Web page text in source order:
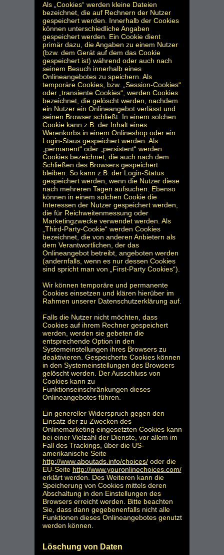
Als „Cookies“ werden kleine Dateien
bezeichnet, die auf Rechnern der Nutzer
gespeichert werden. Innerhalb der Cookies
können unterschiedliche Angaben
gespeichert werden. Ein Cookie dient
primär dazu, die Angaben zu einem Nutzer
(bzw. dem Gerät auf dem das Cookie
gespeichert ist) während oder auch nach
seinem Besuch innerhalb eines
Onlineangebotes zu speichern. Als
temporäre Cookies, bzw. „Session-Cookies“
oder „transiente Cookies“, werden Cookies
bezeichnet, die gelöscht werden, nachdem
ein Nutzer ein Onlineangebot verlässt und
seinen Browser schließt. In einem solchen
Cookie kann z.B. der Inhalt eines
Warenkorbs in einem Onlineshop oder ein
Login-Staus gespeichert werden. Als
„permanent“ oder „persistent“ werden
Cookies bezeichnet, die auch nach dem
Schließen des Browsers gespeichert
bleiben. So kann z.B. der Login-Status
gespeichert werden, wenn die Nutzer diese
nach mehreren Tagen aufsuchen. Ebenso
können in einem solchen Cookie die
Interessen der Nutzer gespeichert werden,
die für Reichweitenmessung oder
Marketingzwecke verwendet werden. Als
„Third-Party-Cookie“ werden Cookies
bezeichnet, die von anderen Anbietern als
dem Verantwortlichen, der das
Onlineangebot betreibt, angeboten werden
(andernfalls, wenn es nur dessen Cookies
sind spricht man von „First-Party Cookies“).
Wir können temporäre und permanente
Cookies einsetzen und klären hierüber im
Rahmen unserer Datenschutzerklärung auf.
Falls die Nutzer nicht möchten, dass
Cookies auf ihrem Rechner gespeichert
werden, werden sie gebeten die
entsprechende Option in den
Systemeinstellungen ihres Browsers zu
deaktivieren. Gespeicherte Cookies können
in den Systemeinstellungen des Browsers
gelöscht werden. Der Ausschluss von
Cookies kann zu
Funktionseinschränkungen dieses
Onlineangebotes führen.
Ein genereller Widerspruch gegen den
Einsatz der zu Zwecken des
Onlinemarketing eingesetzten Cookies kann
bei einer Vielzahl der Dienste, vor allem im
Fall des Trackings, über die US-
amerikanische Seite
http://www.aboutads.info/choices/oder die
EU-Seite http://www.youronlinechoices.com/
erklärt werden. Des Weiteren kann die
Speicherung von Cookies mittels deren
Abschaltung in den Einstellungen des
Browsers erreicht werden. Bitte beachten
Sie, dass dann gegebenenfalls nicht alle
Funktionen dieses Onlineangebotes genutzt
werden können.
Löschung von Daten